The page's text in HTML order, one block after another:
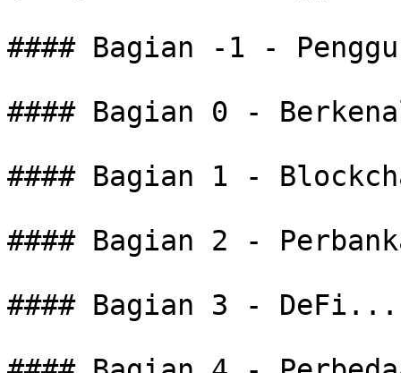
#### Bagian -1 -
#### Bagian 0 -
#### Bagian 1 -
#### Bagian 2 -
#### Bagian 3 - DeFi...